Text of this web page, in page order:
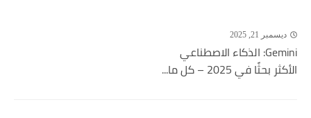
ديسمبر 21, 2025
Gemini: الذكاء الاصطناعي
الأكثر بحثًا في 2025 – كل ما...